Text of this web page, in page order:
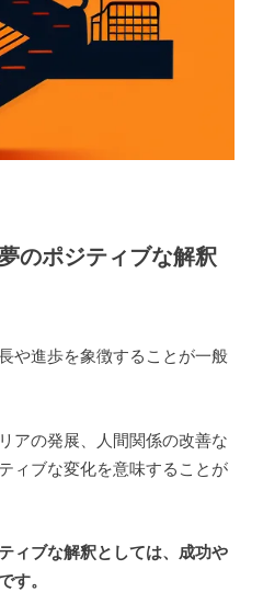
のポジティブな解釈
や進歩を象徴することが一般
アの発展、人間関係の改善な
ィブな変化を意味することが
ィブな解釈としては、成功や
す。